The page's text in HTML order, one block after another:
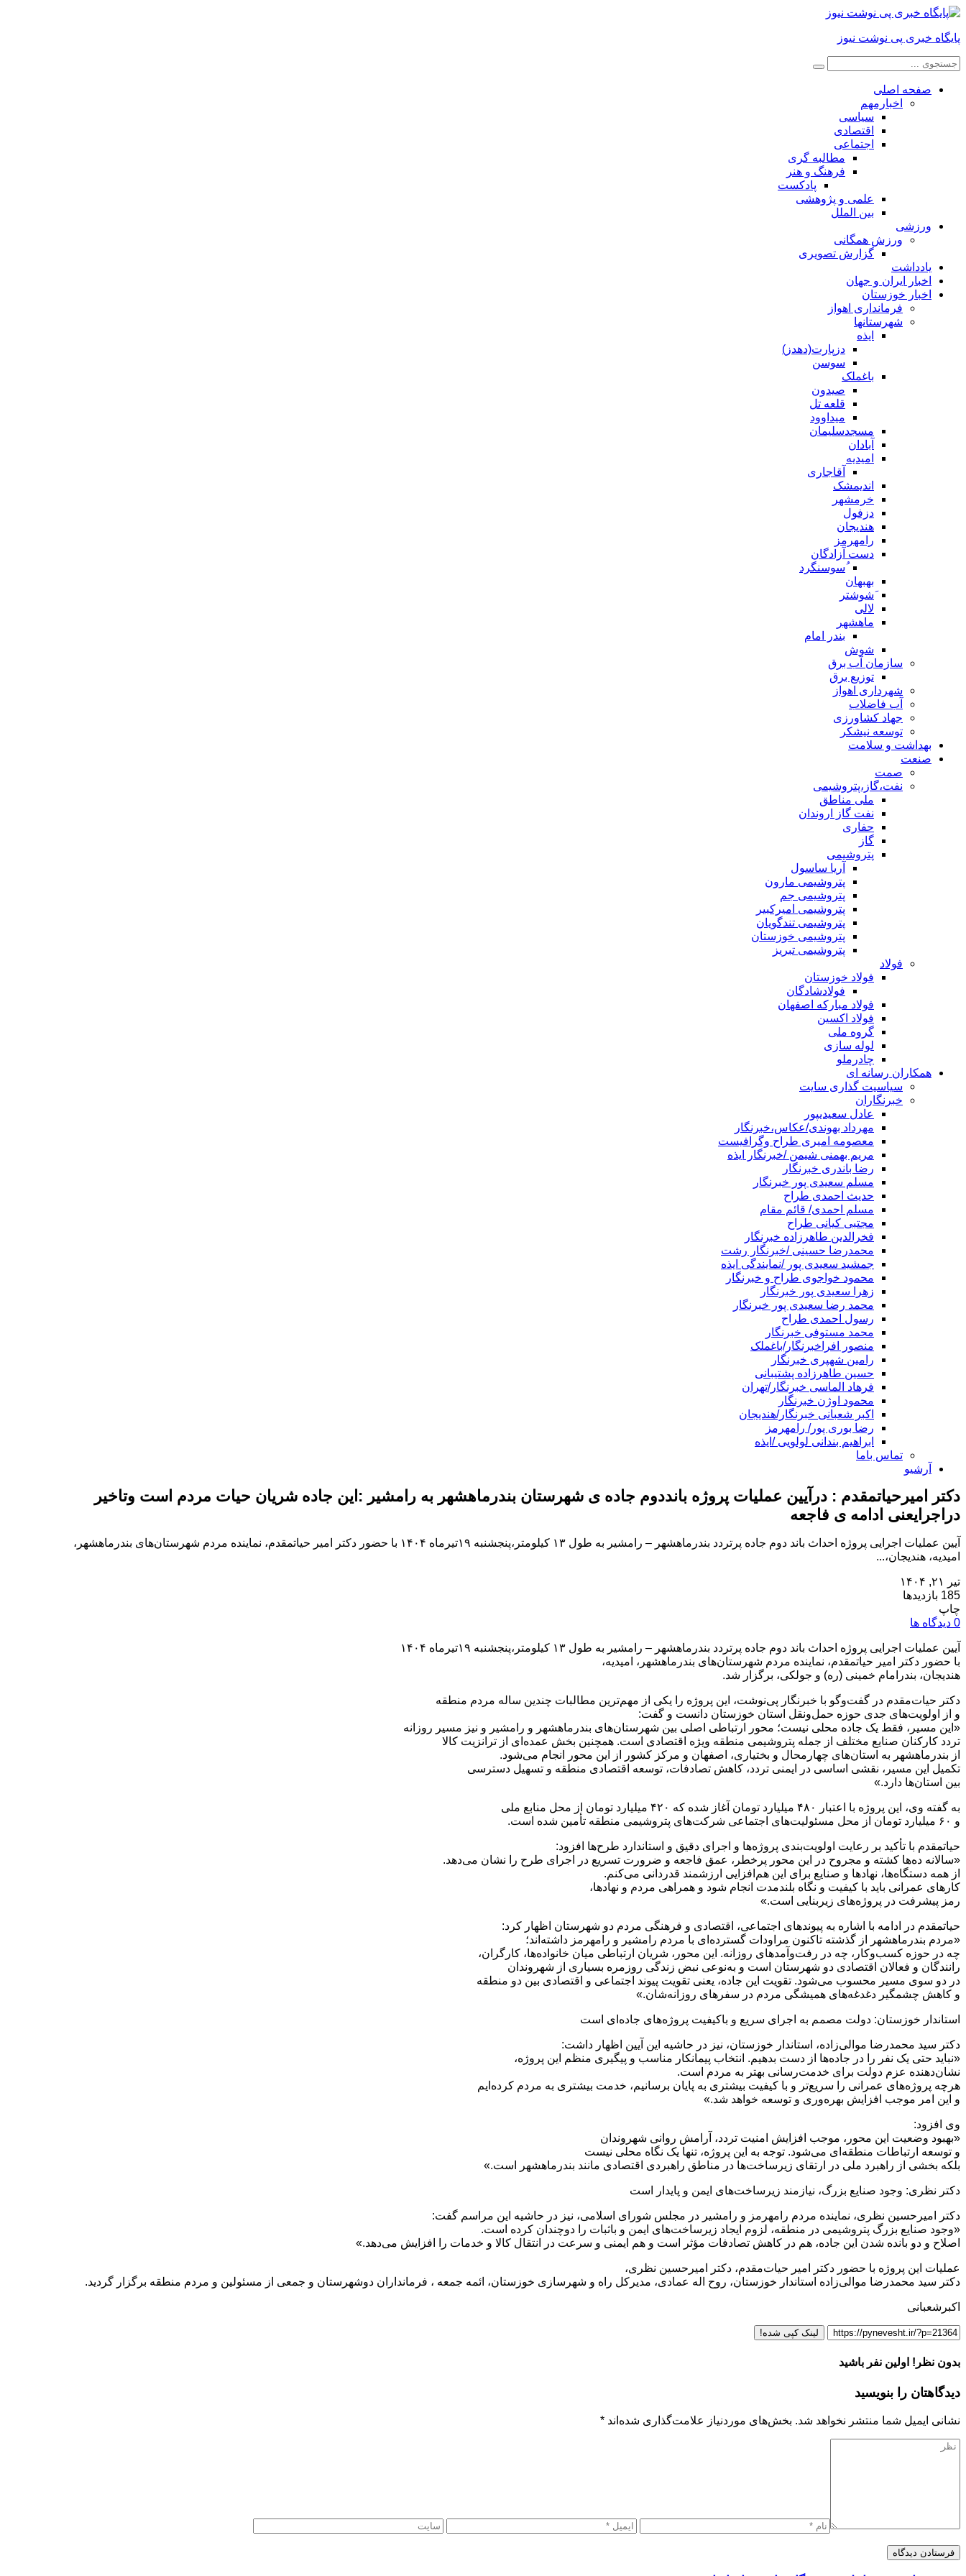
پایگاه خبری پی نوشت نیوز
صفحه اصلی
اخبارمهم
سیاسی
اقتصادی
اجتماعی
مطالبه گری
فرهنگ و هنر
پادکست
علمی و پژوهشی
بین الملل
ورزشی
ورزش همگانی
گزارش تصویری
یادداشت
اخبار ایران و جهان
اخبار خوزستان
فرمانداری اهواز
شهرستانها
ایذه
دزپارت(دهدز)
سوسن
باغملک
صیدون
قلعه تل
میداوود
مسجدسلیمان
آبادان
امیدیه
آقاجاری
اندیمشک
خرمشهر
دزفول
هندیجان
رامهرمز
دست آزادگان
ُسوسنگرد
بهبهان
َشوشتر
لالی
ماهشهر
بندر امام
شوش
سازمان آب برق
توزیع برق
شهرداری اهواز
آب فاضلاب
جهاد کشاورزی
توسعه نیشکر
بهداشت و سلامت
صنعت
صمت
نفت،گاز،پتروشیمی
ملی مناطق
نفت گاز اروندان
حفاری
گاز
پتروشیمی
آریا ساسول
پتروشیمی مارون
پتروشیمی جم
پتروشیمی امیرکبیر
پتروشیمی تندگویان
پتروشیمی خوزستان
پتروشیمی تبریز
فولاد
فولاد خوزستان
فولادشادگان
فولاد مبارکه اصفهان
فولاد اکسین
گروه ملی
لوله سازی
چادرملو
همکاران رسانه ای
سیاسیت گذاری سایت
خبرنگاران
عادل سعیدیپور
مهرداد بهوندی/عکاس،خبرنگار
معصومه امیری طراح وگرافیست
مریم بهمنی شیمن /خبرنگار ایذه
رضا باندری خبرنگار
مسلم سعیدی پور خبرنگار
حدیث احمدی طراح
مسلم احمدی/ قائم مقام
مجتبی کیانی طراح
فخرالدین طاهرزاده خبرنگار
محمدرضا حسینی /خبرنگار رشت
جمشید سعیدی پور /نمایندگی ایذه
محمود خواجوی طراح و خبرنگار
زهرا سعیدی پور خبرنگار
محمد رضا سعیدی پور خبرنگار
رسول احمدی طراح
محمد مستوفی خبرنگار
منصور افراخبرنگار/باغملک
رامین شهپری خبرنگار
حسین طاهرزاده پشتیبانی
فرهاد الماسی خبرنگار/تهران
محمود اوژن خبرنگار
اکبر شعبانی خبرنگار/هندیجان
رضا بوری پور/ رامهرمز
ابراهیم بندانی لولویی /ایذه
تماس باما
آرشیو
دکتر امیرحیاتمقدم : درآیین عملیات پروژه بانددوم جاده ی شهرستان بندرماهشهر به رامشیر :این جاده شریان حیات مردم است وتاخیر
دراجرایعنی ادامه ی فاجعه
آیین عملیات اجرایی پروژه احداث باند دوم جاده پرتردد بندرماهشهر – رامشیر به طول ۱۳ کیلومتر،پنجشنبه ۱۹تیرماه ۱۴۰۴ با حضور دکتر امیر حیاتمقدم، نماینده مردم شهرستان‌های بندرماهشهر،
امیدیه، هندیجان،...
تیر ۲۱, ۱۴۰۴
185 بازدیدها
چاپ
0 دیدگاه ها
آیین عملیات اجرایی پروژه احداث باند دوم جاده پرتردد بندرماهشهر – رامشیر به طول ۱۳ کیلومتر،پنجشنبه ۱۹تیرماه ۱۴۰۴
با حضور دکتر امیر حیاتمقدم، نماینده مردم شهرستان‌های بندرماهشهر، امیدیه،
هندیجان، بندرامام خمینی (ره) و جولکی، برگزار شد.
دکتر حیات‌مقدم در گفت‌وگو با خبرنگار پی‌نوشت، این پروژه را یکی از مهم‌ترین مطالبات چندین ساله مردم منطقه
و از اولویت‌های جدی حوزه حمل‌ونقل استان خوزستان دانست و گفت:
«این مسیر، فقط یک جاده محلی نیست؛ محور ارتباطی اصلی بین شهرستان‌های بندرماهشهر و رامشیر و نیز مسیر روزانه
تردد کارکنان صنایع مختلف از جمله پتروشیمی منطقه ویژه اقتصادی است. همچنین بخش عمده‌ای از ترانزیت کالا
از بندرماهشهر به استان‌های چهارمحال و بختیاری، اصفهان و مرکز کشور از این محور انجام می‌شود.
تکمیل این مسیر، نقشی اساسی در ایمنی تردد، کاهش تصادفات، توسعه اقتصادی منطقه و تسهیل دسترسی
بین استان‌ها دارد.»
به گفته وی، این پروژه با اعتبار ۴۸۰ میلیارد تومان آغاز شده که ۴۲۰ میلیارد تومان از محل منابع ملی
و ۶۰ میلیارد تومان از محل مسئولیت‌های اجتماعی شرکت‌های پتروشیمی منطقه تأمین شده است.
حیاتمقدم با تأکید بر رعایت اولویت‌بندی پروژه‌ها و اجرای دقیق و استاندارد طرح‌ها افزود:
«سالانه ده‌ها کشته و مجروح در این محور پرخطر، عمق فاجعه و ضرورت تسریع در اجرای طرح را نشان می‌دهد.
از همه دستگاه‌ها، نهادها و صنایع برای این هم‌افزایی ارزشمند قدردانی می‌کنم.
کارهای عمرانی باید با کیفیت و نگاه بلندمدت انجام شود و همراهی مردم و نهادها،
رمز پیشرفت در پروژه‌های زیربنایی است.»
حیاتمقدم در ادامه با اشاره به پیوندهای اجتماعی، اقتصادی و فرهنگی مردم دو شهرستان اظهار کرد:
«مردم بندرماهشهر از گذشته تاکنون مراودات گسترده‌ای با مردم رامشیر و رامهرمز داشته‌اند؛
چه در حوزه کسب‌وکار، چه در رفت‌وآمدهای روزانه. این محور، شریان ارتباطی میان خانواده‌ها، کارگران،
رانندگان و فعالان اقتصادی دو شهرستان است و به‌نوعی نبض زندگی روزمره بسیاری از شهروندان
در دو سوی مسیر محسوب می‌شود. تقویت این جاده، یعنی تقویت پیوند اجتماعی و اقتصادی بین دو منطقه
و کاهش چشمگیر دغدغه‌های همیشگی مردم در سفرهای روزانه‌شان.»
استاندار خوزستان: دولت مصمم به اجرای سریع و باکیفیت پروژه‌های جاده‌ای است
دکتر سید محمدرضا موالی‌زاده، استاندار خوزستان، نیز در حاشیه این آیین اظهار داشت:
«نباید حتی یک نفر را در جاده‌ها از دست بدهیم. انتخاب پیمانکار مناسب و پیگیری منظم این پروژه،
نشان‌دهنده عزم دولت برای خدمت‌رسانی بهتر به مردم است.
هرچه پروژه‌های عمرانی را سریع‌تر و با کیفیت بیشتری به پایان برسانیم، خدمت بیشتری به مردم کرده‌ایم
و این امر موجب افزایش بهره‌وری و توسعه خواهد شد.»
وی افزود:
«بهبود وضعیت این محور، موجب افزایش امنیت تردد، آرامش روانی شهروندان
و توسعه ارتباطات منطقه‌ای می‌شود. توجه به این پروژه، تنها یک نگاه محلی نیست
بلکه بخشی از راهبرد ملی در ارتقای زیرساخت‌ها در مناطق راهبردی اقتصادی مانند بندرماهشهر است.»
دکتر نظری: وجود صنایع بزرگ، نیازمند زیرساخت‌های ایمن و پایدار است
دکتر امیرحسین نظری، نماینده مردم رامهرمز و رامشیر در مجلس شورای اسلامی، نیز در حاشیه این مراسم گفت:
«وجود صنایع بزرگ پتروشیمی در منطقه، لزوم ایجاد زیرساخت‌های ایمن و باثبات را دوچندان کرده است.
اصلاح و دو بانده شدن این جاده، هم در کاهش تصادفات مؤثر است و هم ایمنی و سرعت در انتقال کالا و خدمات را افزایش می‌دهد.»
عملیات این پروژه با حضور دکتر امیر حیات‌مقدم، دکتر امیرحسین نظری،
دکتر سید محمدرضا موالی‌زاده استاندار خوزستان، روح اله عمادی، مدیرکل راه و شهرسازی خوزستان، ائمه جمعه ، فرمانداران دوشهرستان و جمعی از مسئولین و مردم منطقه برگزار گردید.
اکبرشعبانی
لینک کپی شده!
بدون نظر! اولین نفر باشید
دیدگاهتان را بنویسید
نشانی ایمیل شما منتشر نخواهد شد. بخش‌های موردنیاز علامت‌گذاری شده‌اند *